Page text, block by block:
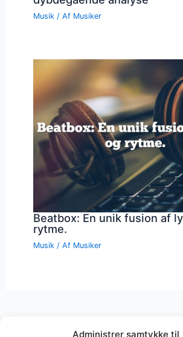
Administrer samtykke til
Musik / Af Musiker
Beatbox: En unik fusion af
rytme.
Musik / Af Musiker